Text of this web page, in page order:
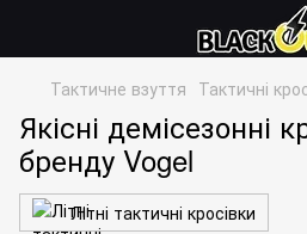
Тактичне взуття Тактичні
Якісні демісезонні
бренду Vogel
Літні тактичні кросівки